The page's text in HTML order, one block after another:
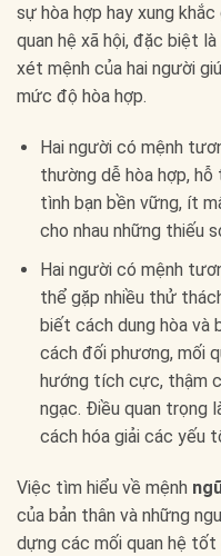
sự hòa hợp hay xung
quan hệ xã hội, đặc biệt
xét mệnh của hai người
mức độ hòa hợp.
Hai người có mệnh
thường dễ hòa hợp, hỗ
tình bạn bền vững, ít
cho nhau những thiếu
Hai người có mệnh
thể gặp nhiều thử
biết cách dung hòa và
cách đối phương, mối
hướng tích cực, thậm
ngạc. Điều quan trọng
cách hóa giải các yếu
Việc tìm hiểu về mệnh
của bản thân và những
dựng các mối quan hệ